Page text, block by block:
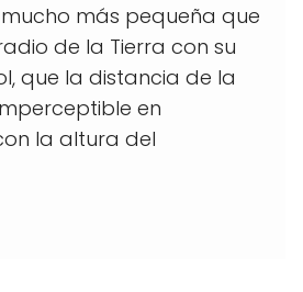
más pequeña que
de la Tierra con su
que la distancia de la
en
la altura del